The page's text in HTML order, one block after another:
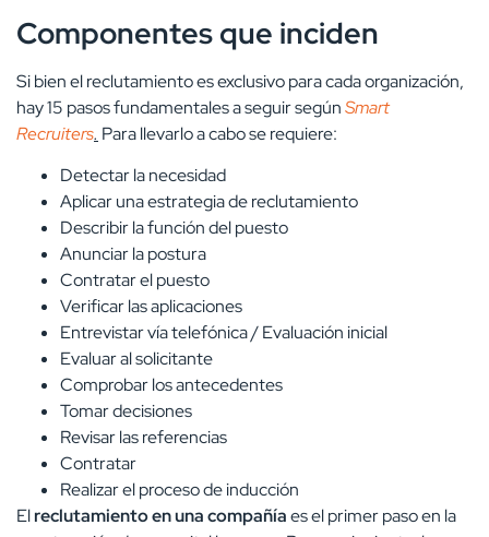
Componentes que inciden
Si bien el reclutamiento es exclusivo para cada organización,
hay 15 pasos fundamentales a seguir segúnSmart
Recruiters. Para llevarlo a cabo se requiere:
Detectar la necesidad
Aplicar una estrategia de reclutamiento
Describir la función del puesto
Anunciar la postura
Contratar el puesto
Verificar las aplicaciones
Entrevistar vía telefónica / Evaluación inicial
Evaluar al solicitante
Comprobar los antecedentes
Tomar decisiones
Revisar las referencias
Contratar
Realizar el proceso de inducción
Elreclutamiento en una compañíaes el primer paso en la